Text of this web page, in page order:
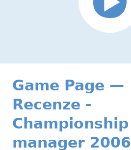
Game Page —
Recenze -
Championship
manager 2006